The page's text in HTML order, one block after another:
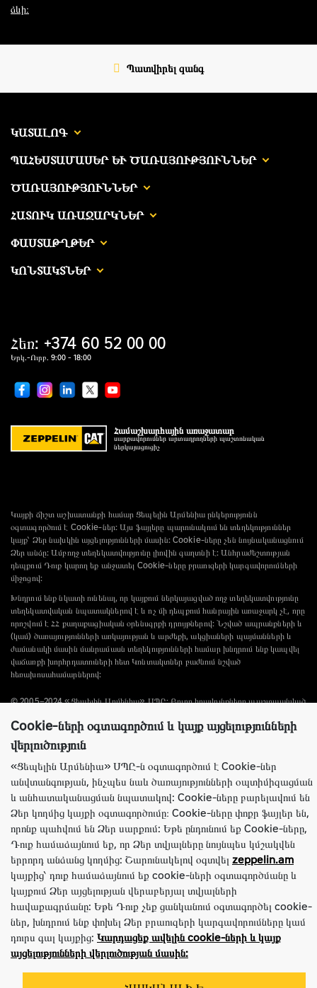
ձևի։
Պատվիրել զանգ
ԿԱՏԱԼՈԳ
ՊԱՀԵՍՏԱՄԱՍԵՐ ԵՒ ԾԱՌԱՅՈՒԹՅՈՒՆՆԵՐ
ԾԱՌԱՅՈՒԹՅՈՒՆՆԵՐ
ՀԱՏՈՒԿ ԱՌԱՋԱՐԿՆԵՐ
ՓԱՍՏԱԹՂԹԵՐ
ԿՈՆՏԱԿՏՆԵՐ
Համաշխարհային առաջատար
սարքավորումներ արտադրողների պաշտոնական
ներկայացուցիչ
Հեռ: +374 60 52 00 00
Երկ.-Ուրբ. 9:00 - 18:00
Կայքի ճիշտ աշխատանքի համար Ցեպելին Արմենիա ընկերությունն
օգտագործում է Cookie-ներ: Այս ֆայլերը պարունակում են տեղեկություններ
կայք՝ Ձեր նախկին այցելությունների մասին: Cookie-ները չեն նույնականացնում
Ձեր անձը: Ամբողջ տեղեկատվությունը լիովին գաղտնի է: Անհրաժեշտության
դեպքում Դուք կարող եք անջատել Cookie-ները բրաուզերի կարգավորումների
միջոցով:
Խնդրում ենք նկատի ունենալ, որ կայքում ներկայացված ողջ տեղեկատվությունը
տեղեկատվական նպատակներով է և ոչ մի դեպքում հանրային առաջարկ չէ, որը
որոշվում է ՀՀ քաղաքացիական օրենսգրքի դրույթներով: Նշված ապրանքների և
(կամ) ծառայությունների առկայության և արժեքի, ակցիաների պայմանների և
ժամանակի մասին մանրամասն տեղեկությունների համար խնդրում ենք կապվել
վաճառքի խորհրդատուների հետ Կոնտակտներ բաժնում նշված
հեռախոսահամարներով:
© 2005–2024 «Ցեպելին Արմենիա» ՍՊԸ: Բոլոր իրավունքները պաշտպանված
Cookie-ների օգտագործում և կայք այցելությունների
վերլուծություն
«Ցեպելին Արմենիա» ՍՊԸ-ն օգտագործում է Cookie-ներ
անվտանգության, ինչպես նաև ծառայությունների օպտիմիզացման
և անհատականացման նպատակով: Cookie-ները բարելավում են
Ձեր կողմից կայքի օգտագործումը։ Cookie-ները փոքր ֆայլեր են,
որոնք պահվում են Ձեր սարքում: Եթե ​​ընդունում եք Cookie-ները,
Դուք համաձայնում եք, որ Ձեր տվյալները նույնպես կմշակվեն
երրորդ անձանց կողմից: Շարունակելով օգտվել zeppelin.am
կայքից՝ դուք համաձայնում եք cookie-ների օգտագործմանը և
կայքում Ձեր այցելության վերաբերյալ տվյալների
հավաքագրմանը: Եթե Դուք չեք ցանկանում օգտագործել cookie-
ներ, խնդրում ենք փոխել Ձեր բրաուզերի կարգավորումները կամ
դուրս գալ կայքից: Կարդացեք ավելին cookie-ների և կայք
այցելությունների վերլուծության մասին: